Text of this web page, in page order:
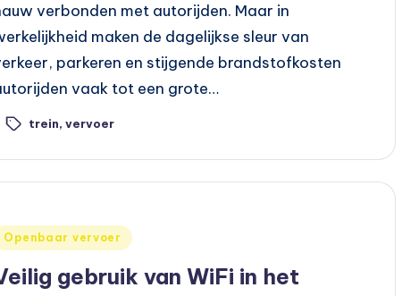
verbonden met autorijden. Maar in
maken de dagelijkse sleur van
parkeren en stijgende brandstofkosten
vaak tot een grote…
trein, vervoer
Openbaar vervoer
gebruik van WiFi in het